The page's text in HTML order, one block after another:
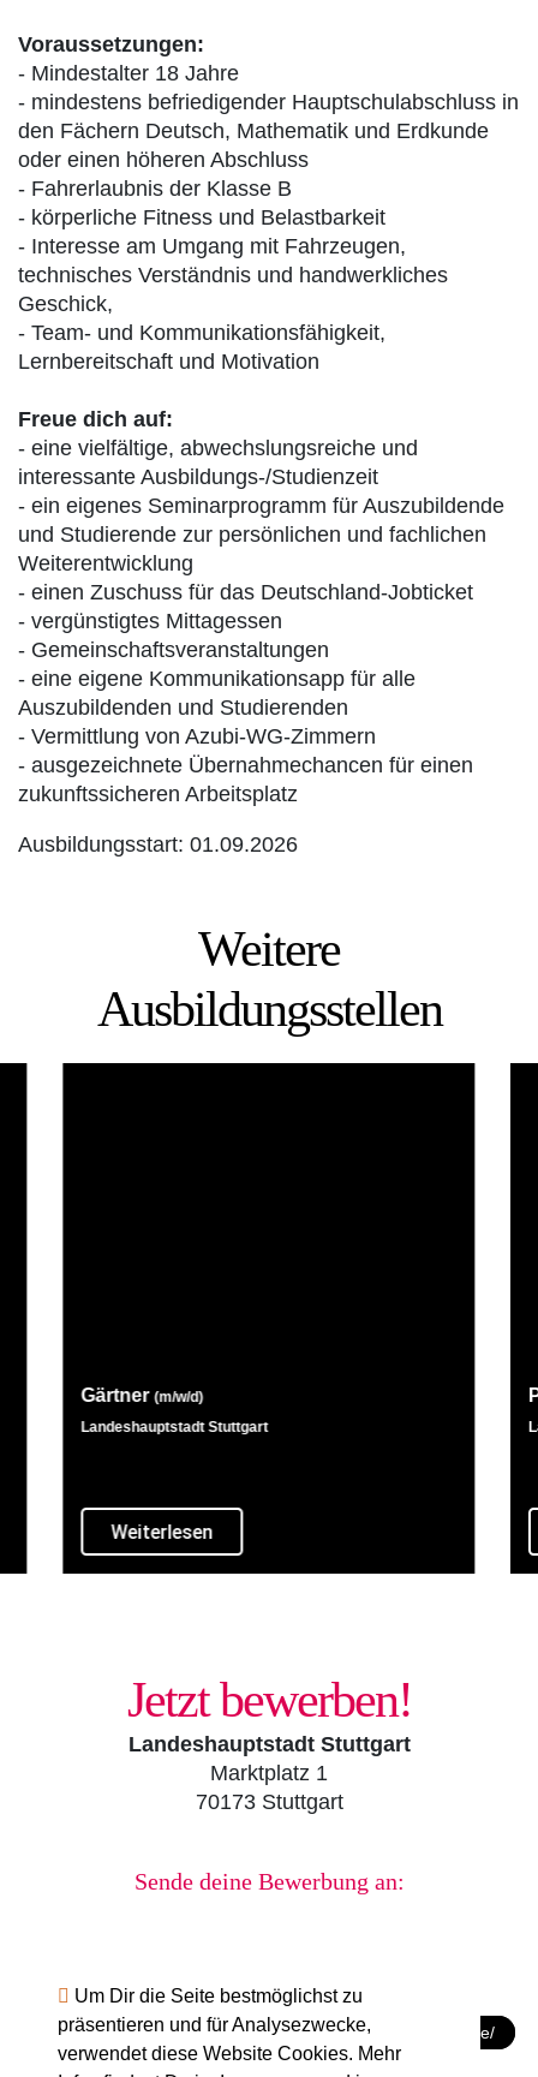
Um Dir die Seite bestmöglichst zu
präsentieren und für Analysezwecke,
verwendet diese Website Cookies. Mehr
Voraussetzungen:
- Mindestalter 18 Jahre
- mindestens befriedigender Hauptschulabschluss in
den Fächern Deutsch, Mathematik und Erdkunde
oder einen höheren Abschluss
- Fahrerlaubnis der Klasse B
- körperliche Fitness und Belastbarkeit
- Interesse am Umgang mit Fahrzeugen,
technisches Verständnis und handwerkliches
Geschick,
- Team- und Kommunikationsfähigkeit,
Lernbereitschaft und Motivation
Freue dich auf:
- eine vielfältige, abwechslungsreiche und
interessante Ausbildungs-/Studienzeit
- ein eigenes Seminarprogramm für Auszubildende
und Studierende zur persönlichen und fachlichen
Weiterentwicklung
- einen Zuschuss für das Deutschland-Jobticket
- vergünstigtes Mittagessen
- Gemeinschaftsveranstaltungen
- eine eigene Kommunikationsapp für alle
Auszubildenden und Studierenden
- Vermittlung von Azubi-WG-Zimmern
- ausgezeichnete Übernahmechancen für einen
zukunftssicheren Arbeitsplatz
Ausbildungsstart: 01.09.2026
Weitere
Ausbil­dungs­stellen
Gärtner(m/w/d)
Landeshauptstadt Stuttgart
Weiterlesen
Jetzt bewerben!
Landeshauptstadt Stuttgart
Marktplatz 1
70173 Stuttgart
Sende deine Bewerbung an:
https://www.stuttgart.de/rathaus/karriere/nachwuchskraefte/